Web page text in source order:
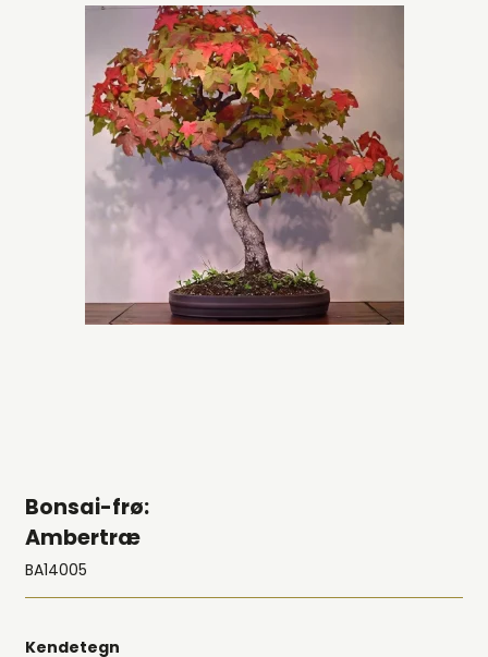
Bonsai-frø:
Ambertræ
BA14005
Kendetegn